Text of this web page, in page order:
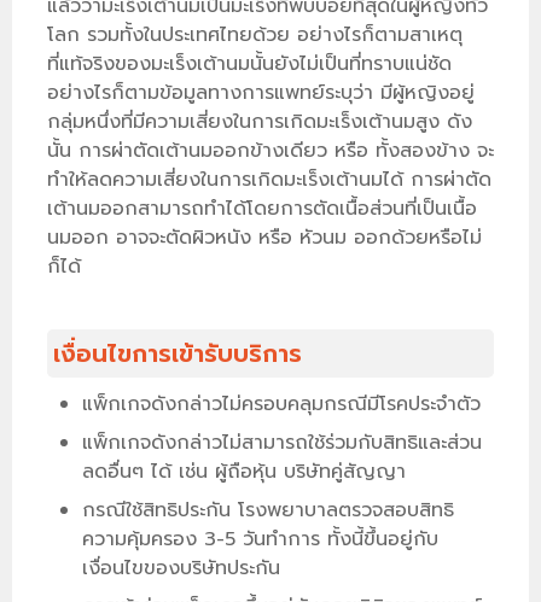
แล้วว่ามะเร็งเต้านมเป็นมะเร็งที่พบบ่อยที่สุดในผู้หญิงทั่ว
โลก รวมทั้งในประเทศไทยด้วย อย่างไรก็ตามสาเหตุ
ที่แท้จริงของมะเร็งเต้านมนั้นยังไม่เป็นที่ทราบแน่ชัด
อย่างไรก็ตามข้อมูลทางการแพทย์ระบุว่า มีผู้หญิงอยู่
กลุ่มหนึ่งที่มีความเสี่ยงในการเกิดมะเร็งเต้านมสูง ดัง
นั้น การผ่าตัดเต้านมออกข้างเดียว หรือ ทั้งสองข้าง จะ
ทำให้ลดความเสี่ยงในการเกิดมะเร็งเต้านมได้ การผ่าตัด
เต้านมออกสามารถทำได้โดยการตัดเนื้อส่วนที่เป็นเนื้อ
นมออก อาจจะตัดผิวหนัง หรือ หัวนม ออกด้วยหรือไม่
ก็ได้
เงื่อนไขการเข้ารับบริการ
แพ็กเกจดังกล่าวไม่ครอบคลุมกรณีมีโรคประจำตัว
แพ็กเกจดังกล่าวไม่สามารถใช้ร่วมกับสิทธิและส่วน
ลดอื่นๆ ได้ เช่น ผู้ถือหุ้น บริษัทคู่สัญญา
กรณีใช้สิทธิประกัน โรงพยาบาลตรวจสอบสิทธิ
ความคุ้มครอง 3-5 วันทำการ ทั้งนี้ขึ้นอยู่กับ
เงื่อนไขของบริษัทประกัน